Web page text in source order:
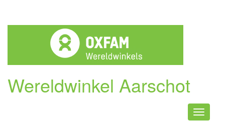
Wereldwinkel Aarschot